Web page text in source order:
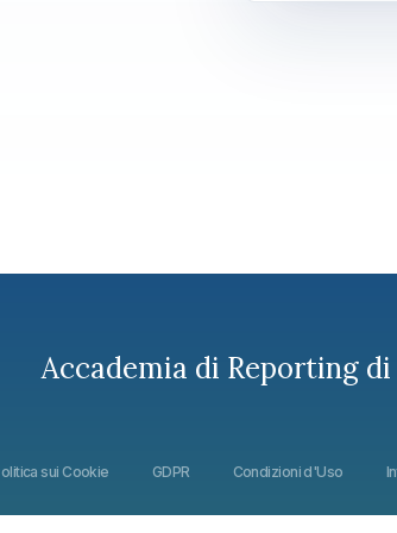
Accademia di Reporting
sui Cookie GDPR Condizioni d'Uso